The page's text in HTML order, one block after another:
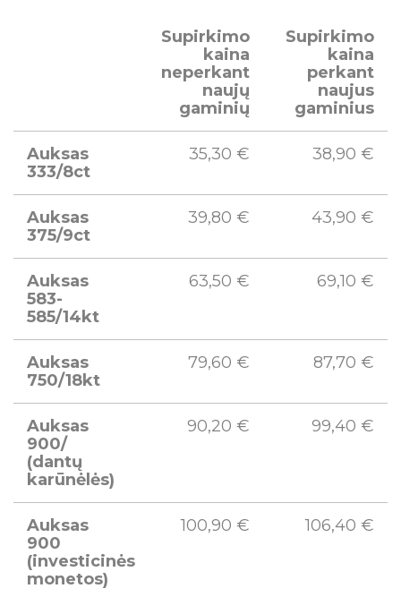
Supirkimo
kaina
neperkant
naujų
gaminių
Supirkimo
kaina
perkant
naujus
gaminius
Auksas
333/8ct
35,30 € 38,90 €
Auksas
375/9ct
39,80 € 43,90 €
Auksas
583-
585/14kt
63,50 € 69,10 €
Auksas
750/18kt
79,60 € 87,70 €
Auksas
900/
(dantų
karūnėlės)
90,20 € 99,40 €
Auksas
900
(investicinės
monetos)
100,90 € 106,40 €